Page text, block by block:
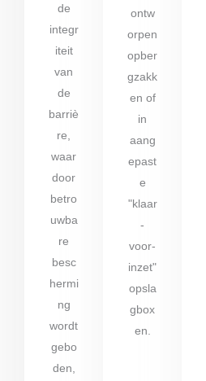
de
integr
iteit
van
de
barriè
re,
waar
door
betro
uwba
re
besc
hermi
ng
wordt
gebo
den,
ontw
orpen
opber
gzakk
en of
in
aang
epast
e
"klaar
-
voor-
inzet"
opsla
gbox
en.